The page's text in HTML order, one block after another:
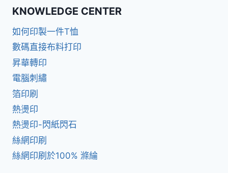
KNOWLEDGE CENTER
如何印製一件T恤
數碼直接布料打印
昇華轉印
電腦刺繡
箔印刷
熱燙印
熱燙印-閃紙閃石
絲網印刷
絲網印刷於100% 滌綸